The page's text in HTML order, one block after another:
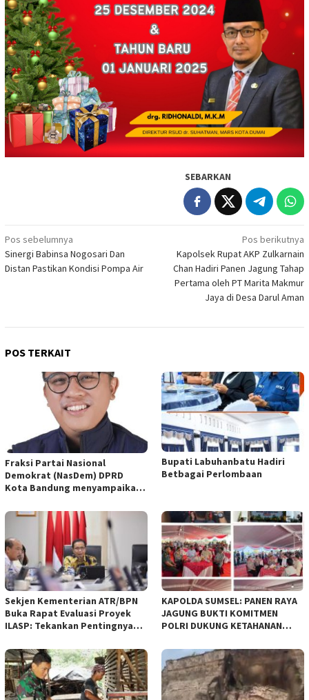
SEBARKAN
Navigasi
pos
Pos sebelumnya
Sinergi Babinsa Nogosari Dan
Distan Pastikan Kondisi Pompa Air
Pos berikutnya
Kapolsek Rupat AKP Zulkarnain
Chan Hadiri Panen Jagung Tahap
Pertama oleh PT Marita Makmur
Jaya di Desa Darul Aman
POS TERKAIT
Fraksi Partai Nasional
Demokrat (NasDem) DPRD
Kota Bandung menyampaikan
empat Rancangan Peraturan
Daerah (Raperda) yang
diajukan Pemerintah Kota
Bandung
Bupati Labuhanbatu Hadiri
Betbagai Perlombaan
Sekjen Kementerian ATR/BPN
Buka Rapat Evaluasi Proyek
ILASP: Tekankan Pentingnya
Anggaran
KAPOLDA SUMSEL: PANEN RAYA
JAGUNG BUKTI KOMITMEN
POLRI DUKUNG KETAHANAN